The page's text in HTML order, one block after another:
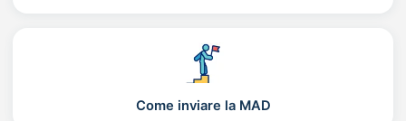
Come inviare la MAD